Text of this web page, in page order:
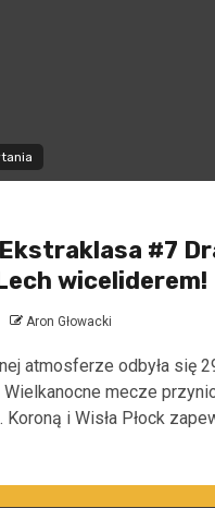
Ekstraklasa #7
wiceliderem!
Aron Głowacki
atmosferze odbyła się
mecze
i Wisła Płock